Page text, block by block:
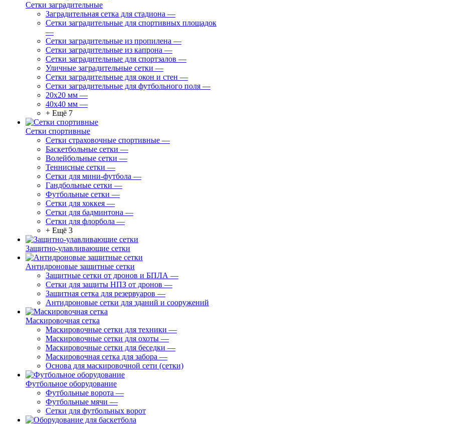
Сетки заградительные
Заградительная сетка для стадиона —
Сетки заградительные для спортивных площадок
—
Сетки заградительные из пропилена —
Сетки заградительные из капрона —
Сетки заградительные для спортзалов —
Уличные заградительные сетки —
Сетки заградительные для окон и стен —
Сетки заградительные для футбольного поля —
20х20 мм —
40х40 мм —
+ Ещё 7
Сетки спортивные
Сетки страховочные спортивные —
Баскетбольные сетки —
Волейбольные сетки —
Теннисные сетки —
Сетки для мини-футбола —
Гандбольные сетки —
Футбольные сетки —
Сетки для хоккея —
Сетки для бадминтона —
Сетки для флорбола —
+ Ещё 3
Защитно-улавливающие сетки
Антидроновые защитные сетки
Защитные сетки от дронов и БПЛА —
Сетки для защиты НПЗ от дронов —
Защитная сетка для резервуаров —
Антидроновые сетки для зданий и сооружений
Маскировочная сетка
Маскировочные сетки для техники —
Маскировочные сетки для охоты —
Маскировочные сетки для беседки —
Маскировочная сетка для забора —
Основа для маскировочной сети (сетки)
Футбольное оборудование
Футбольные ворота —
Футбольные мячи —
Сетки для футбольных ворот